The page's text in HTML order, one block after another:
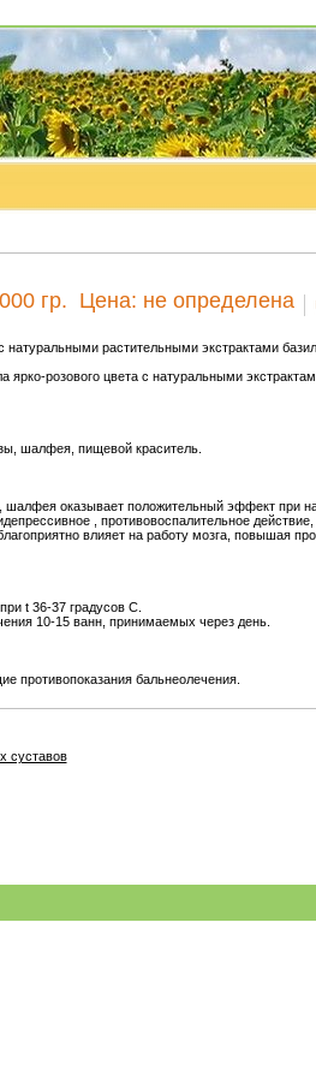
гр. Цена: не определена
растительными экстрактами
розового цвета с натуральными
шалфея, пищевой краситель.
шалфея оказывает положительный эффект при
, противовоспалительное
влияет на работу мозга, повышая
t 36-37 градусов С.
10-15 ванн, принимаемых через день.
противопоказания бальнеолечения.
суставов